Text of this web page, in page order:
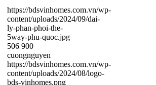
https://bdsvinhomes.com.vn/wp-
content/uploads/2024/09/dai-
ly-phan-phoi-the-
5way-phu-quoc.jpg
506 900
cuongnguyen
https://bdsvinhomes.com.vn/wp-
content/uploads/2024/08/logo-
bds-vinhomes.png